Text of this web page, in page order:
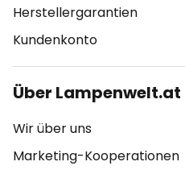
Herstellergarantien
Kundenkonto
Über Lampenwelt.at
Wir über uns
Marketing-Kooperationen